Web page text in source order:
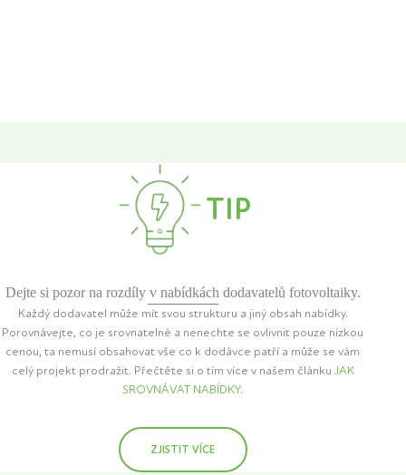
TIP
Dejte si pozor na rozdíly v nabídkách dodavatelů fotovoltaiky.
Každý dodavatel může mít svou strukturu a jiný obsah nabídky.
Porovnávejte, co je srovnatelné a nenechte se ovlivnit pouze nízkou
cenou, ta nemusí obsahovat vše co k dodávce patří a může se vám
celý projekt prodražit. Přečtěte si o tím více v našem článku JAK
SROVNÁVAT NABÍDKY.
ZJISTIT VÍCE